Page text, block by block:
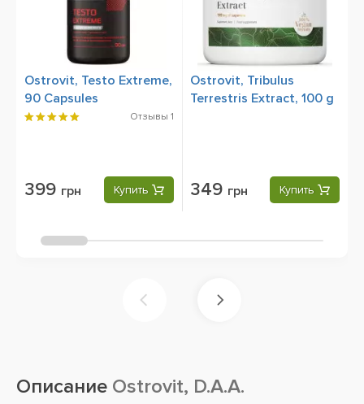
Ostrovit, Testo Extreme,
90 Capsules
Отзывы 1
399 грн Купить
Ostrovit, Tribulus
Terrestris Extract, 100 g
349 грн Купить
Описание Ostrovit, D.A.A.